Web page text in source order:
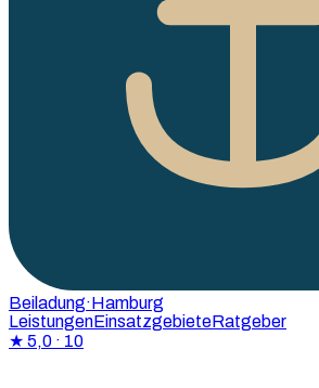
Beiladung·Hamburg
LeistungenEinsatzgebieteRatgeber
★ 5,0 · 10